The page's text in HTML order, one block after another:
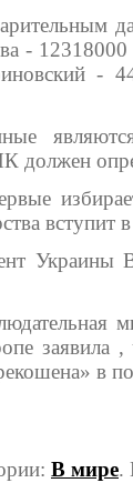
-
-
должен
вступит
Украины
заявила
в
В мире.